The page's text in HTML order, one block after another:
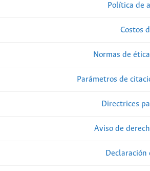
Política de
Costos
Normas de
Parámetros de
Directrices
Aviso de